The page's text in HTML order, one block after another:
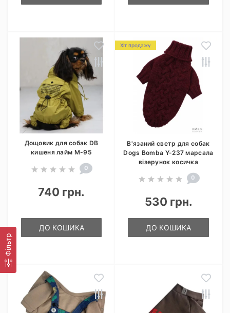
Фільтр
Дощовик для собак DB
кишеня лайм M-95
0
740 грн.
ДО КОШИКА
Хіт продажу
В'язаний светр для собак
Dogs Bomba Y-237 марсала
візерунок косичка
0
530 грн.
ДО КОШИКА